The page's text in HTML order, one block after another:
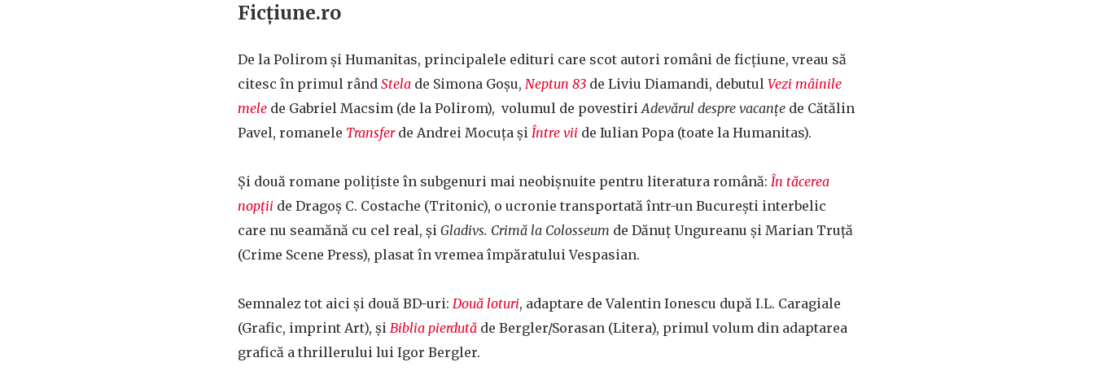
Ficțiune.ro
De la Polirom și Humanitas, principalele edituri care scot autori români de ficțiune, vreau să
citesc în primul rând Stela de Simona Goșu, Neptun 83 de Liviu Diamandi, debutul Vezi mâinile
mele de Gabriel Macsim (de la Polirom), volumul de povestiriAdevărul despre vacanțe de Cătălin
Pavel, romanele Transferde Andrei Mocuța și Între vii de Iulian Popa (toate la Humanitas).
Și două romane polițiste în subgenuri mai neobișnuite pentru literatura română: În tăcerea
nopții de Dragoș C. Costache (Tritonic), o ucronie transportată într-un București interbelic
care nu seamănă cu cel real, și Gladivs. Crimă la Colosseum de Dănuț Ungureanu și Marian Truță
(Crime Scene Press), plasat în vremea împăratului Vespasian.
Semnalez tot aici și două BD-uri: Două loturi, adaptare de Valentin Ionescu după I.L. Caragiale
(Grafic, imprint Art), și Biblia pierdută de Bergler/Sorasan (Litera), primul volum din adaptarea
grafică a thrillerului lui Igor Bergler.